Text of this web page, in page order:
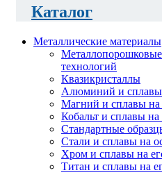
Каталог
Металлические материалы
технологий
Квазикристаллы
Алюминий и сплавы
Магний и сплавы на
Кобальт и сплавы на
Стандартные
Стали и сплавы на
Хром и сплавы на
Титан и сплавы на